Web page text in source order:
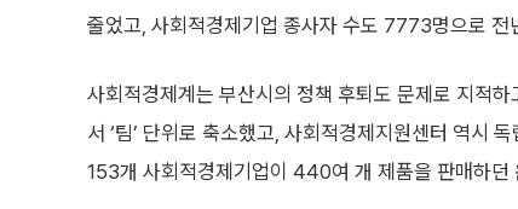
줄었고, 사회적경제기업 종사자 수도 7773명으로
사회적경제계는 부산시의 정책 후퇴도 문제로 지적
서 ‘팀’ 단위로 축소했고, 사회적경제지원센터 역시
153개 사회적경제기업이 440여 개 제품을 판매하던